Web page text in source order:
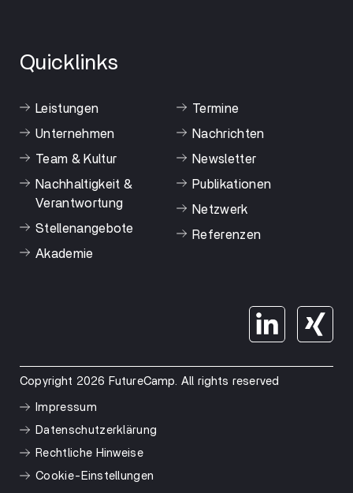
Quicklinks
Leistungen
Unternehmen
Team & Kultur
Nachhaltigkeit &
Verantwortung
Stellenangebote
Akademie
Termine
Nachrichten
Newsletter
Publikationen
Netzwerk
Referenzen
Copyright 2026 FutureCamp. All rights reserved
Impressum
Datenschutzerklärung
Rechtliche Hinweise
Cookie-Einstellungen